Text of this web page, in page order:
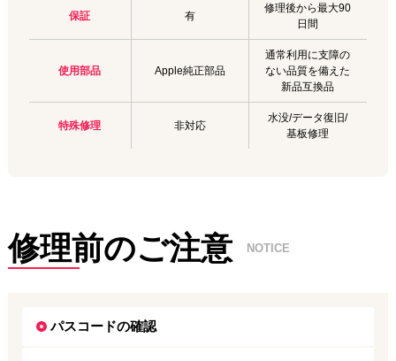
保証 有
修理後から最大90
日間
使用部品 Apple純正部品
通常利用に支障の
ない品質を備えた
新品互換品
特殊修理 非対応
水没/データ復旧/
基板修理
修理前のご注意 NOTICE
パスコードの確認